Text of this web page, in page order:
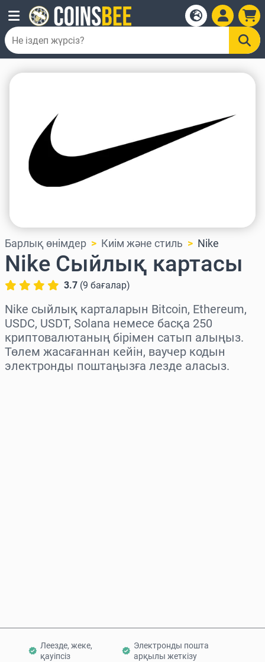
Барлық өнімдер Киім және стиль Nike
Nike Сыйлық картасы
3.7 (9 бағалар)
Nike сыйлық карталарын Bitcoin, Ethereum,
USDC, USDT, Solana немесе басқа 250
криптовалютаның бірімен сатып алыңыз.
Төлем жасағаннан кейін, ваучер кодын
электронды поштаңызға лезде аласыз.
Леезде, жеке,
қауіпсіз
Электронды пошта
арқылы жеткізу